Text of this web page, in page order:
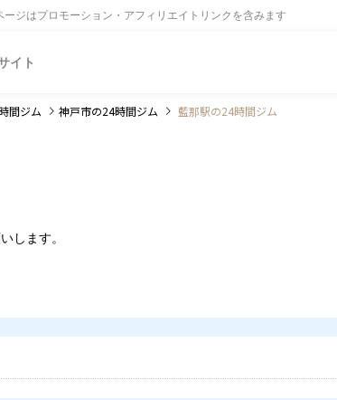
ージはプロモーション・アフィリエイトリンクを含みます
イト
間ジム 神戸市の24時間ジム 藍那駅の24時間ジム
します。